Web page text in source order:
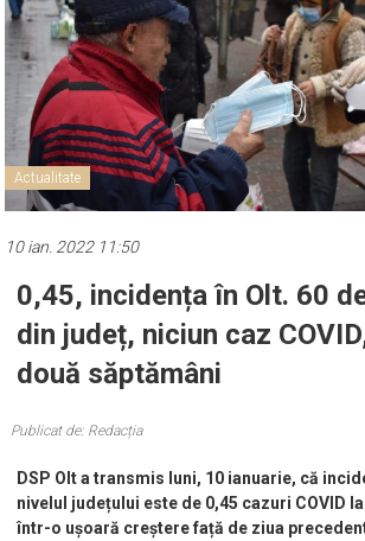
10 ian. 2022 11:50
0,45, incidența în Olt. 60
din județ, niciun caz
două săptămâni
Publicat de: Redacția
DSP Olt a transmis luni, 10 ianuarie, că